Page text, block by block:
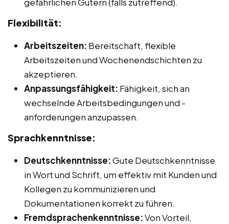
Flexibilität:
Arbeitszeiten: Bereitschaft, flexible
Arbeitszeiten und Wochenendschichten zu
akzeptieren.
Anpassungsfähigkeit: Fähigkeit, sich an
wechselnde Arbeitsbedingungen und -
anforderungen anzupassen.
Sprachkenntnisse:
Deutschkenntnisse:Gute Deutschkenntnisse
in Wort und Schrift, um effektiv mit Kunden und
Kollegen zu kommunizieren und
Dokumentationen korrekt zu führen.
Fremdsprachenkenntnisse:Von Vorteil,